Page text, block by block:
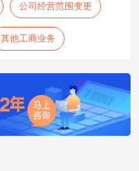
公司经营范围变更
其他工商业务